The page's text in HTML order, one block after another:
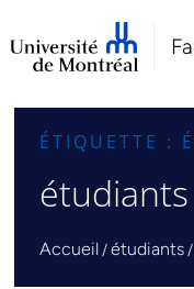
ÉTIQUETTE :
étudiants
Accueil /étudiants/